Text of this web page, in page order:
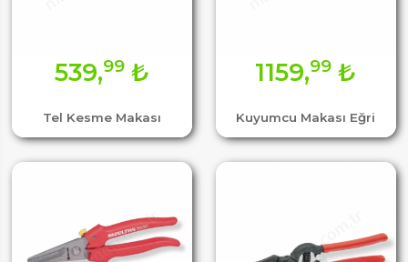
Tel Kesme Makası
539,99 ₺
Kuyumcu Makası Eğri
1159,99 ₺